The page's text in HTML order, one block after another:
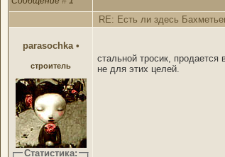
RE: Есть ли здесь
parasochka •
строитель
Статистика:
стальной тросик,
не для этих целей.